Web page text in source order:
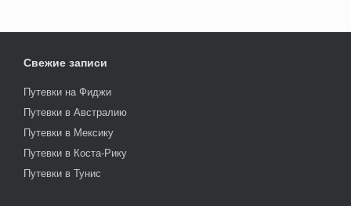
Свежие записи
Путевки на Фиджи
Путевки в Австралию
Путевки в Мексику
Путевки в Коста-Рику
Путевки в Тунис